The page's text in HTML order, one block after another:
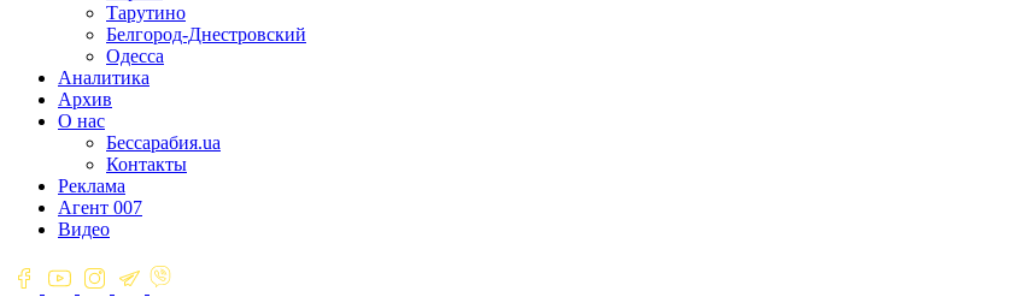
Тарутино
Белгород-Днестровский
Одесса
Аналитика
Архив
О нас
Бессарабия.ua
Контакты
Реклама
Агент 007
Видео